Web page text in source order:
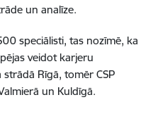
un analīze.
speciālisti, tas nozīmē, ka
veidot karjeru
Rīgā, tomēr CSP
un Kuldīgā.